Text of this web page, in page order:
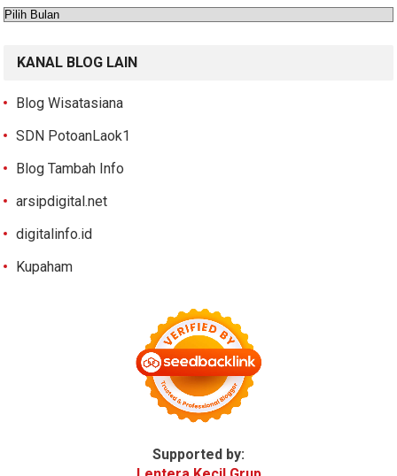
Arsip
KANAL BLOG LAIN
Blog Wisatasiana
SDN PotoanLaok1
Blog Tambah Info
arsipdigital.net
digitalinfo.id
Kupaham
Supported by: